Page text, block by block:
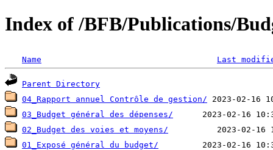
Index of /BFB/Publications/
Name Last
Parent Directory
04_Rapport annuel Contrôle de gestion/
03_Budget général des dépenses/
02_Budget des voies et moyens/
01_Exposé général du budget/